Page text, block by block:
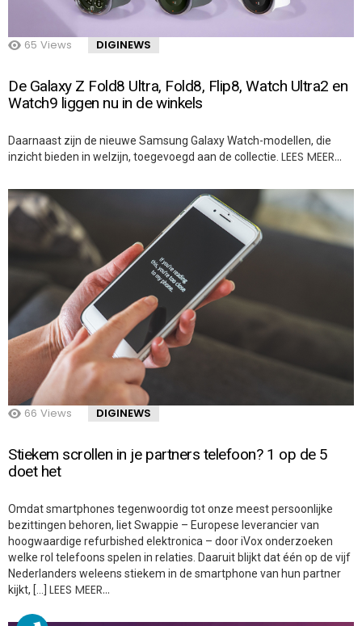
65 Views DIGINEWS
De Galaxy Z Fold8 Ultra, Fold8, Flip8, Watch Ultra2 en
Watch9 liggen nu in de winkels
Daarnaast zijn de nieuwe Samsung Galaxy Watch-modellen, die
inzicht bieden in welzijn, toegevoegd aan de collectie. LEES MEER…
66 Views DIGINEWS
Stiekem scrollen in je partners telefoon? 1 op de 5
doet het
Omdat smartphones tegenwoordig tot onze meest persoonlijke
bezittingen behoren, liet Swappie – Europese leverancier van
hoogwaardige refurbished elektronica – door iVox onderzoeken
welke rol telefoons spelen in relaties. Daaruit blijkt dat één op de vijf
Nederlanders weleens stiekem in de smartphone van hun partner
kijkt, […] LEES MEER…